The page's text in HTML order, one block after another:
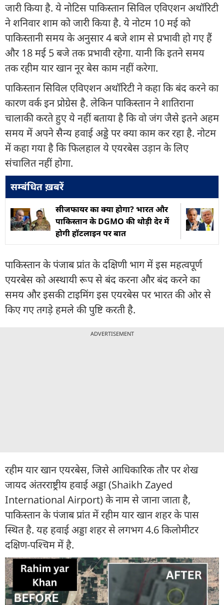
जारी किया है. ये नोटिस पाकिस्तान सिविल एविएशन अथॉरिटी
ने शनिवार शाम को जारी किया है. ये नोटम 10 मई को
पाकिस्तानी समय के अनुसार 4 बजे शाम से प्रभावी हो गए हैं
और 18 मई 5 बजे तक प्रभावी रहेगा. यानी कि इतने समय
तक रहीम यार खान नूर बेस काम नहीं करेगा.
पाकिस्तान सिविल एविएशन अथॉरिटी ने कहा कि बंद करने का
कारण वर्क इन प्रोग्रेस है. लेकिन पाकिस्तान ने शातिराना
चालाकी करते हुए ये नहीं बताया है कि वो जंग जैसे इतने अहम
समय में अपने सैन्य हवाई अड्डे पर क्या काम कर रहा है. नोटम
में कहा गया है कि फिलहाल ये एयरबेस उड़ान के लिए
संचालित नहीं होगा.
सम्बंधित ख़बरें
सीजफायर का क्या होगा? भारत और
पाकिस्तान के DGMO की थोड़ी देर में
होगी हॉटलाइन पर बात
पाकिस्तान के पंजाब प्रांत के दक्षिणी भाग में इस महत्वपूर्ण
एयरबेस को अस्थायी रूप से बंद करना और बंद करने का
समय और इसकी टाइमिंग इस एयरबेस पर भारत की ओर से
किए गए तगड़े हमले की पुष्टि करती है.
ADVERTISEMENT
रहीम यार खान एयरबेस, जिसे आधिकारिक तौर पर शेख
जायद अंतरराष्ट्रीय हवाई अड्डा (Shaikh Zayed
International Airport) के नाम से जाना जाता है,
पाकिस्तान के पंजाब प्रांत में रहीम यार खान शहर के पास
स्थित है. यह हवाई अड्डा शहर से लगभग 4.6 किलोमीटर
दक्षिण-पश्चिम में है.